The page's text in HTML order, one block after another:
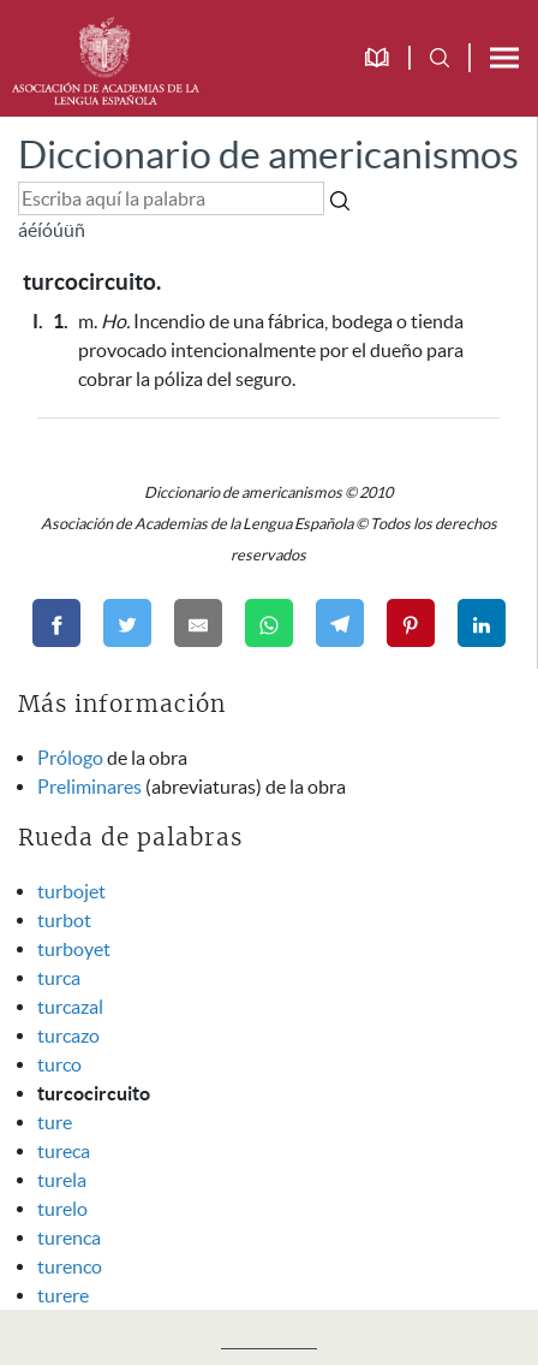
Diccionario de americanismos
áéíóúüñ
turcocircuito.
I. 1. m. Ho. Incendio de una fábrica, bodega o tienda
provocado intencionalmente por el dueño para
cobrar la póliza del seguro.
Diccionario de americanismos © 2010
Asociación de Academias de la Lengua Española © Todos los derechos
reservados
Más información
Prólogode la obra
Preliminares (abreviaturas) de la obra
Rueda de palabras
turbojet
turbot
turboyet
turca
turcazal
turcazo
turco
turcocircuito
ture
tureca
turela
turelo
turenca
turenco
turere